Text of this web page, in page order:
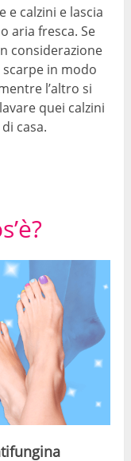
calzini e lascia
aria fresca. Se
considerazione
in modo
l’altro si
quei calzini
casa.